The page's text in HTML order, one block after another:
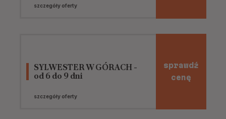
szczegóły oferty
SYLWESTER W GÓRACH -
od 6 do 9 dni
szczegóły oferty
sprawdź
cenę